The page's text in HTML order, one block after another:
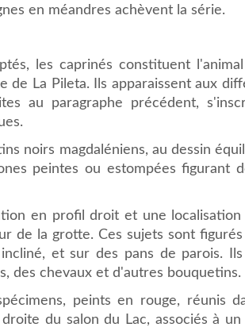
en méandres achèvent la série.
les caprinés constituent
de La Pileta. Ils apparaissent aux
au paragraphe précédent,
noirs magdaléniens, au dessin
peintes ou estompées figurant
en profil droit et une localisation
de la grotte. Ces sujets sont
et sur des pans de parois.
des chevaux et d'autres bouquetins.
peints en rouge, réunis
du salon du Lac, associés à un